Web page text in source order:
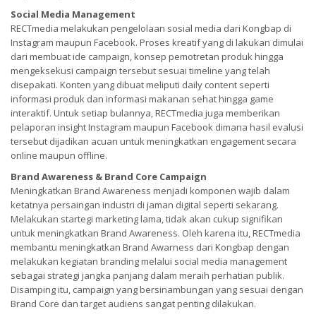
Social Media Management
RECTmedia melakukan pengelolaan sosial media dari Kongbap di
Instagram maupun Facebook. Proses kreatif yang di lakukan dimulai
dari membuat ide campaign, konsep pemotretan produk hingga
mengeksekusi campaign tersebut sesuai timeline yang telah
disepakati. Konten yang dibuat meliputi daily content seperti
informasi produk dan informasi makanan sehat hingga game
interaktif. Untuk setiap bulannya, RECTmedia juga memberikan
pelaporan insight Instagram maupun Facebook dimana hasil evalusi
tersebut dijadikan acuan untuk meningkatkan engagement secara
online maupun offline.
Brand Awareness & Brand Core Campaign
Meningkatkan Brand Awareness menjadi komponen wajib dalam
ketatnya persaingan industri di jaman digital seperti sekarang.
Melakukan startegi marketing lama, tidak akan cukup signifikan
untuk meningkatkan Brand Awareness. Oleh karena itu, RECTmedia
membantu meningkatkan Brand Awarness dari Kongbap dengan
melakukan kegiatan branding melalui social media management
sebagai strategi jangka panjang dalam meraih perhatian publik.
Disamping itu, campaign yang bersinambungan yang sesuai dengan
Brand Core dan target audiens sangat penting dilakukan.